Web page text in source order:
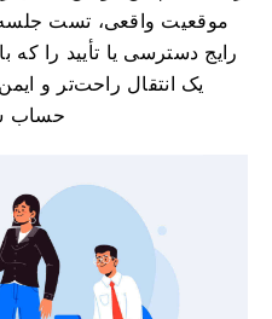
موقعیت واقعی، تست
رایج دسترسی یا تأیید را که
یک انتقال راحت‌تر و
حساب